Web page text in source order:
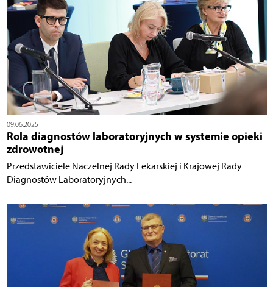
09.06.2025
Rola diagnostów laboratoryjnych w systemie opieki
zdrowotnej
Przedstawiciele Naczelnej Rady Lekarskiej i Krajowej Rady
Diagnostów Laboratoryjnych...